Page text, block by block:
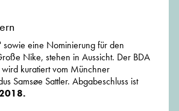
sowie eine Nominierung für den
Nike, stehen in Aussicht. Der BDA
kuratiert vom Münchner
Samsøe Sattler. Abgabeschluss ist